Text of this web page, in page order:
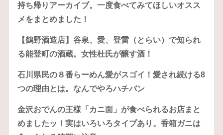
持ち帰りアーカイブ。一度食べてみてほしいオスス
メをまとめました！
【鶴野酒造店】谷泉、愛、登雷（とらい）で知られ
る能登町の酒蔵。女性杜氏が醸す酒！
石川県民の８番らーめん愛がスゴイ！愛され続ける8
つの理由とは。なんでやろハチバン
金沢おでんの王様「カニ面」が食べられるお店まと
めましたッ！実はいろいろタイプあり。香箱ガニは